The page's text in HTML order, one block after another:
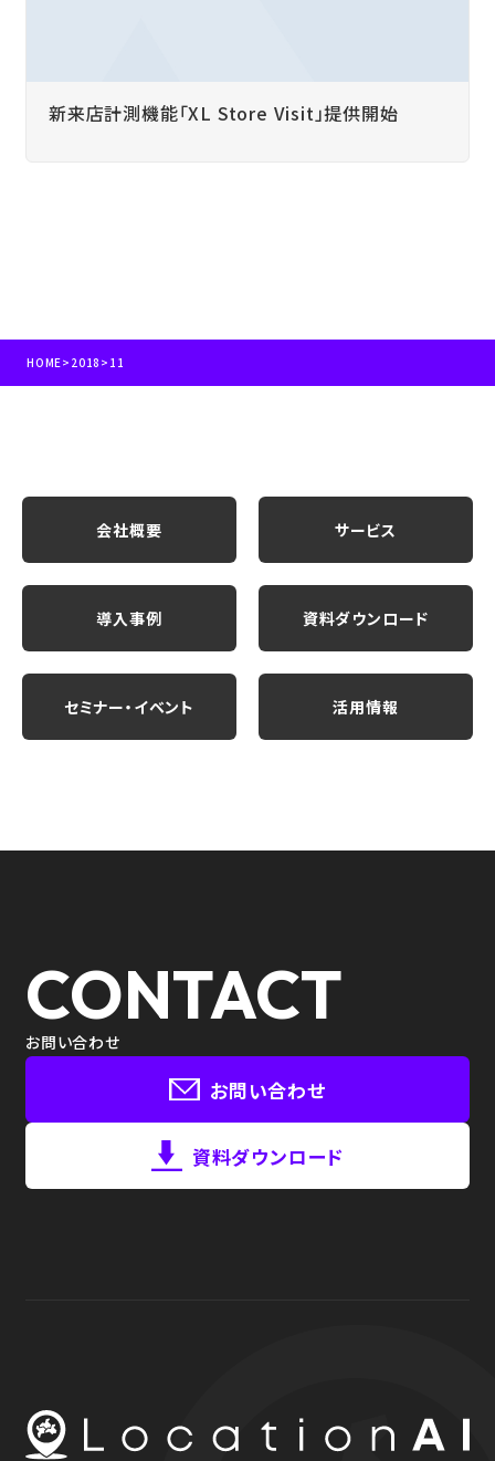
新来店計測機能「XL Store Visit」提供開始
HOME> 2018 > 11
会社概要 サービス
導入事例 資料ダウンロード
セミナー・イベント 活用情報
CONTACT
お問い合わせ
お問い合わせ
資料ダウンロード